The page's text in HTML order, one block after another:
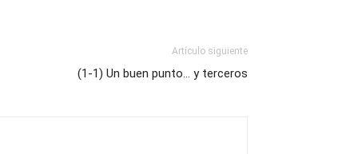
Artículo siguiente
(1-1) Un buen punto… y terceros